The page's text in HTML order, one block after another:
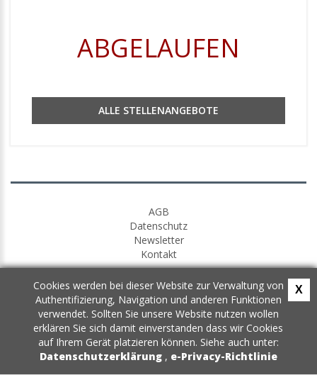
ABGELAUFEN
ALLE STELLENANGEBOTE
AGB
Datenschutz
Newsletter
Kontakt
Cookies werden bei dieser Website zur Verwaltung von
Authentifizierung, Navigation und anderen Funktionen
verwendet. Sollten Sie unsere Website nutzen wollen
erklären Sie sich damit einverstanden dass wir Cookies
auf Ihrem Gerät platzieren können. Siehe auch unter:
Datenschutzerklärung , e-Privacy-Richtlinie
X